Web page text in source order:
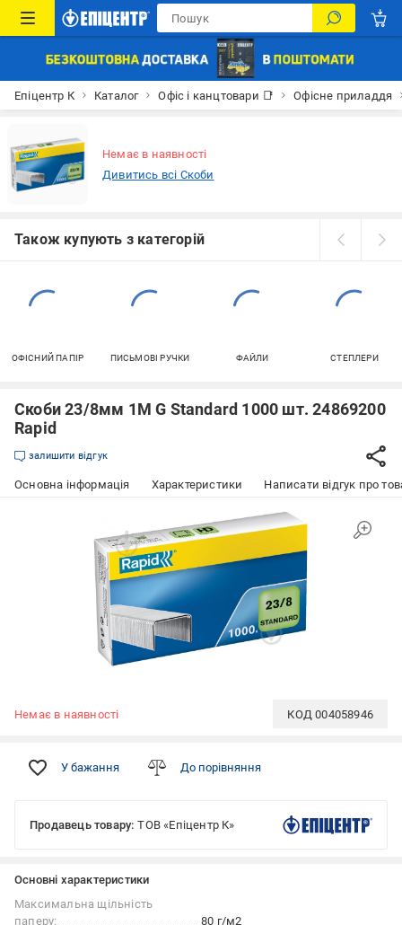
Епіцентр К Каталог Офіс і канцтовари 📑 Офісне приладдя
Немає в наявності
Дивитись всі Скоби
Також купують з категорій
ОФІСНИЙ ПАПІР ПИСЬМОВІ РУЧКИ ФАЙЛИ СТЕПЛЕРИ
Скоби 23/8мм 1M G Standard 1000 шт. 24869200
Rapid
залишити відгук
Основна інформація Характеристики Написати відгук про
Немає в наявності КОД004058946
У бажання До порівняння
Продавець товару: ТОВ «Епіцентр К»
Основні характеристики
Максимальна щільність
паперу:
80 г/м2